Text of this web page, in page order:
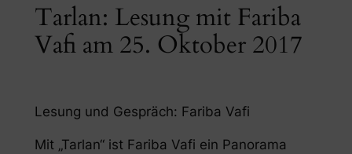
Tarlan: Lesung mit Fariba
Vafi am 25. Oktober 2017
Lesung und Gespräch: Fariba Vafi
Mit „Tarlan“ ist Fariba Vafi ein Panorama